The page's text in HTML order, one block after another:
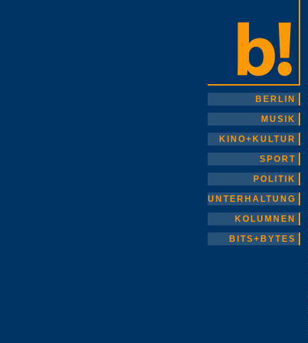
BERLIN
MUSIK
KINO+KULTUR
SPORT
POLITIK
UNTERHALTUNG
KOLUMNEN
BITS+BYTES